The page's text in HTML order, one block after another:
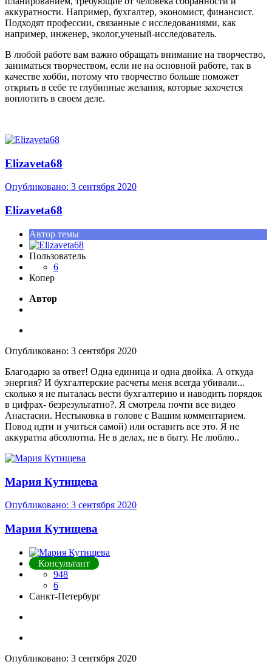
аккуратности. Например, бухгалтер, экономист, финансист.
Подходят профессии, связанные с исследованиями, как
например, инженер, эколог,ученый-исследователь.
В любой работе вам важно обращать внимание на творчество,
заниматься творчеством, если не на основной работе, так в
качестве хобби, потому что творчество больше поможет
открыть в себе те глубинные желания, которые захочется
воплотить в своем деле.
Elizaveta68
Опубликовано: 3 сентября 2020
Elizaveta68
Автор темы
Пользователь
6
Копер
Автор
Опубликовано: 3 сентября 2020
Благодарю за ответ! Одна единица и одна двойка. А откуда
энергия? И бухгалтерские расчеты меня всегда убивали...
сколько я не пыталась вести бухгалтерию и наводить порядок
в цифрах- безрезультатно?. Я смотрела почти все видео
Анастасии. Нестыковка в голове с Вашим комментарием.
Повод идти и учиться самой) или оставить все это. Я не
аккуратна абсолютна. Не в делах, не в быту. Не люблю..
Мария Кутищева
Опубликовано: 3 сентября 2020
Мария Кутищева
Консультант
948
6
Санкт-Петербург
Опубликовано: 3 сентября 2020